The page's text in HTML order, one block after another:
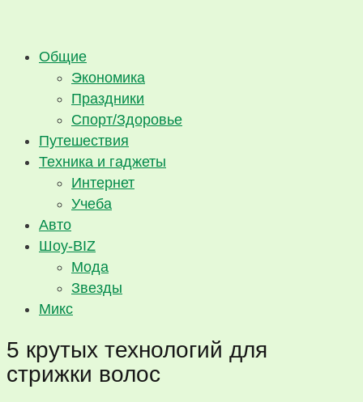
Общие
Экономика
Праздники
Спорт/Здоровье
Путешествия
Техника и гаджеты
Интернет
Учеба
Авто
Шоу-BIZ
Мода
Звезды
Микс
5 крутых технологий для
стрижки волос